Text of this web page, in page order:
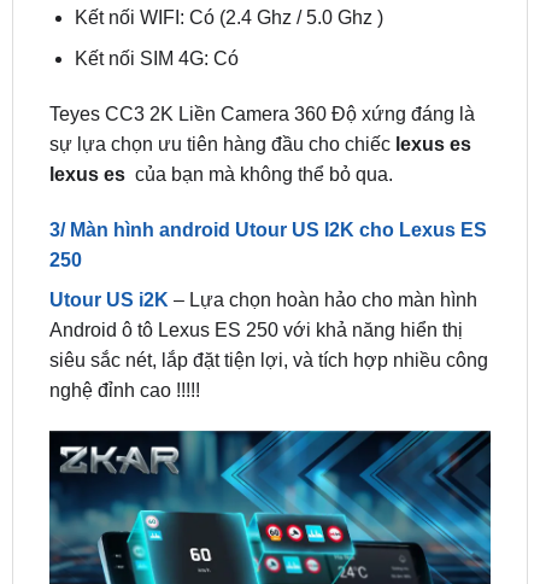
Teyes CC3 2K Liền Camera 360 Độ xứng đáng là
lexus escủa bạn mà không thể bỏ qua.
3/ Màn hình android Utour US I2K cho Lexus ES
Utour US i2K– Lựa chọn hoàn hảo cho màn hình
Android ô tô Lexus ES 250 với khả năng hiển thị
siêu sắc nét, lắp đặt tiện lợi, và tích hợp nhiều công
nghệ đỉnh cao !!!!!